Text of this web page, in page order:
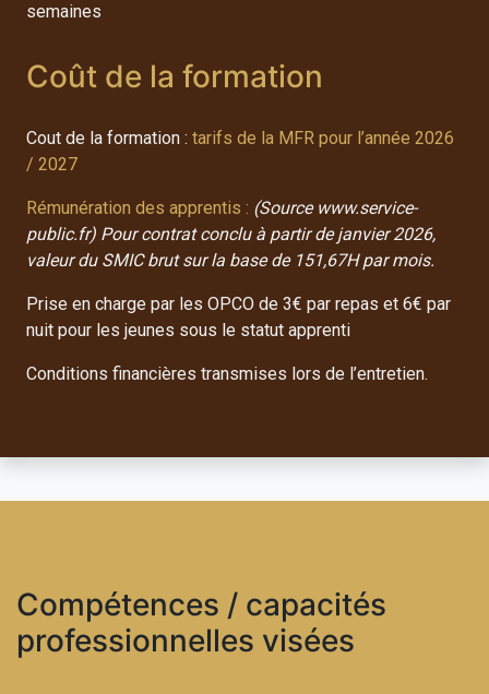
semaines
Coût de la formation
Cout de la formation : tarifs de la MFR pour l’année 2026
/ 2027
Rémunération des apprentis : (Source www.service-
public.fr) Pour contrat conclu à partir de janvier 2026,
valeur du SMIC brut sur la base de 151,67H par mois.
Prise en charge par les OPCO de 3€ par repas et 6€ par
nuit pour les jeunes sous le statut apprenti
Conditions financières transmises lors de l’entretien.
Compétences / capacités
professionnelles visées